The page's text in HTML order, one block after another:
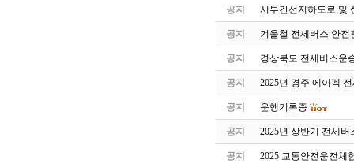
공지 서부간선지하도로 및
공지 겨울철 전세버스 안전
공지 경상북도 전세버스운
공지 2025년 경주 에이펙
공지 운행기록증
공지 2025년 상반기 전세
공지 2025 교통안전운전체